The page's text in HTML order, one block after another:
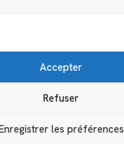
Accepter
Refuser
les préférences